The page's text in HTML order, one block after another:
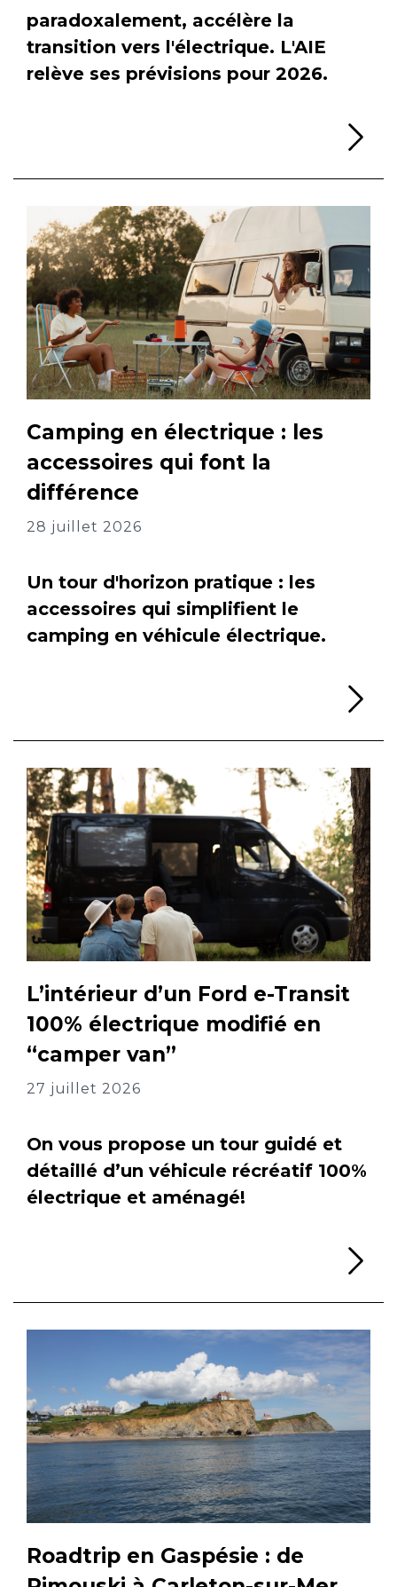
paradoxalement, accélère la
transition vers l'électrique. L'AIE
relève ses prévisions pour 2026.
Camping en électrique : les
accessoires qui font la
différence
28 juillet 2026
Un tour d'horizon pratique : les
accessoires qui simplifient le
camping en véhicule électrique.
L’intérieur d’un Ford e-Transit
100% électrique modifié en
“camper van”
27 juillet 2026
On vous propose un tour guidé et
détaillé d’un véhicule récréatif 100%
électrique et aménagé!
Roadtrip en Gaspésie : de